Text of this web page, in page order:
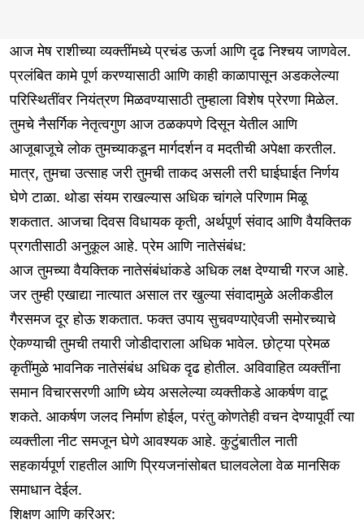
आज मेष राशीच्या व्यक्तींमध्ये प्रचंड ऊर्जा आणि दृढ निश्चय जाणवेल.
प्रलंबित कामे पूर्ण करण्यासाठी आणि काही काळापासून अडकलेल्या
परिस्थितींवर नियंत्रण मिळवण्यासाठी तुम्हाला विशेष प्रेरणा मिळेल.
तुमचे नैसर्गिक नेतृत्वगुण आज ठळकपणे दिसून येतील आणि
आजूबाजूचे लोक तुमच्याकडून मार्गदर्शन व मदतीची अपेक्षा करतील.
मात्र, तुमचा उत्साह जरी तुमची ताकद असली तरी घाईघाईत निर्णय
घेणे टाळा. थोडा संयम राखल्यास अधिक चांगले परिणाम मिळू
शकतात. आजचा दिवस विधायक कृती, अर्थपूर्ण संवाद आणि वैयक्तिक
प्रगतीसाठी अनुकूल आहे. प्रेम आणि नातेसंबंध:
आज तुमच्या वैयक्तिक नातेसंबंधांकडे अधिक लक्ष देण्याची गरज आहे.
जर तुम्ही एखाद्या नात्यात असाल तर खुल्या संवादामुळे अलीकडील
गैरसमज दूर होऊ शकतात. फक्त उपाय सुचवण्याऐवजी समोरच्याचे
ऐकण्याची तुमची तयारी जोडीदाराला अधिक भावेल. छोट्या प्रेमळ
कृतींमुळे भावनिक नातेसंबंध अधिक दृढ होतील. अविवाहित व्यक्तींना
समान विचारसरणी आणि ध्येय असलेल्या व्यक्तीकडे आकर्षण वाटू
शकते. आकर्षण जलद निर्माण होईल, परंतु कोणतेही वचन देण्यापूर्वी त्या
व्यक्तीला नीट समजून घेणे आवश्यक आहे. कुटुंबातील नाती
सहकार्यपूर्ण राहतील आणि प्रियजनांसोबत घालवलेला वेळ मानसिक
समाधान देईल.
शिक्षण आणि करिअर: